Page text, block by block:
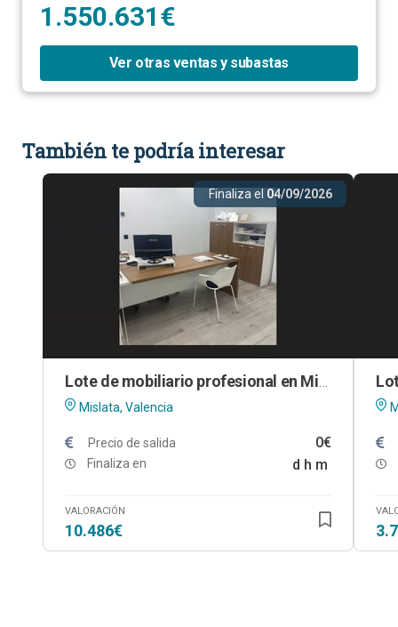
1.550.631€
Ver otras ventas y subastas
También te podría interesar
Finaliza el 04/09/2026
Mislata, Valencia
Precio de salida 0€
Finaliza en d h m
VALORACIÓN
10.486€